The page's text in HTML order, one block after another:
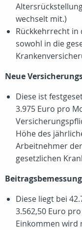
wechselt mit.)
Rückkehrrecht in
sowohl in die
Neue
Diese ist
3.975 Euro pro
Höhe des
Arbeitnehmer
gesetzlichen
Diese liegt bei
3.562,50 Euro
Einkommen wird